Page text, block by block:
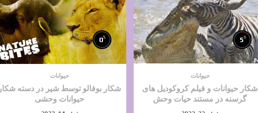
5%
حیوانات
شکار حیوانات و فیلم کروکودیل های
گرسنه در مستند حیات وحش
0%
حیوانات
شکار بوفالو توسط شیر در دسته شکار
حیوانات وحشی